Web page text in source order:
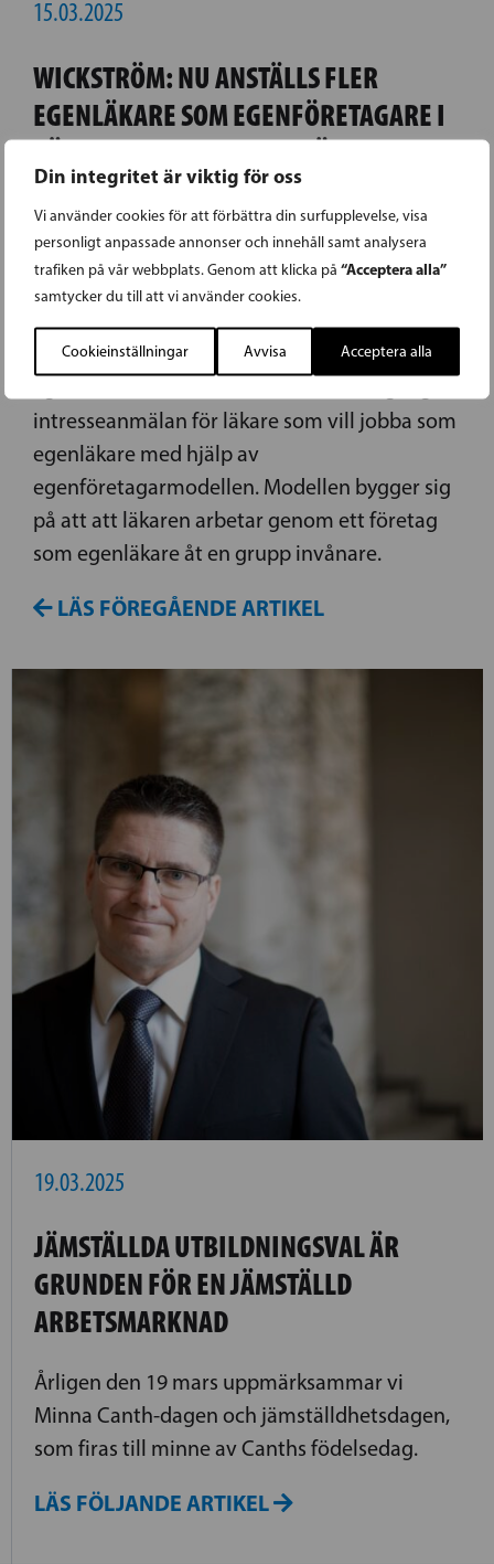
Din integritet är viktig för oss
Vi använder cookies för att förbättra din surfupplevelse, visa
personligt anpassade annonser och innehåll samt analysera
trafiken på vår webbplats. Genom att klicka på “Acceptera alla”
samtycker du till att vi använder cookies.
Cookieinställningar Avvisa Acceptera alla
15.03.2025
WICKSTRÖM: NU ANSTÄLLS FLER
EGENLÄKARE SOM EGENFÖRETAGARE I
VÄSTRA NYLAND – NU BEHÖVS
EGENLÄKARE ÄVEN TILL DE MINDRE
ORTERNA
Henrik Wickström, SFP:s riksdagsledamot och
medlem av styrelsen i Västra Nyland är glad då
Västra Nylands välfärdsområde anställer fler
intresseanmälan för läkare som vill jobba som
egenläkare med hjälp av
egenföretagarmodellen. Modellen bygger sig
på att att läkaren arbetar genom ett företag
som egenläkare åt en grupp invånare.
LÄS FÖREGÅENDE ARTIKEL
19.03.2025
JÄMSTÄLLDA UTBILDNINGSVAL ÄR
GRUNDEN FÖR EN JÄMSTÄLLD
ARBETSMARKNAD
Årligen den 19 mars uppmärksammar vi
Minna Canth-dagen och jämställdhetsdagen,
som firas till minne av Canths födelsedag.
LÄS FÖLJANDE ARTIKEL